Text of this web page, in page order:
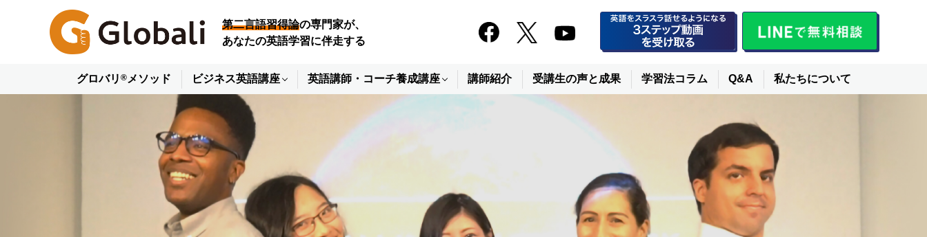
第二言語習得論の専門家が、
あなたの英語学習に伴走する
グロバリ ®メソッド ビジネス英語講座 英語講師・コーチ養成講座 講師紹介 受講生の声と成果 学習法コラム Q&A 私たちについて